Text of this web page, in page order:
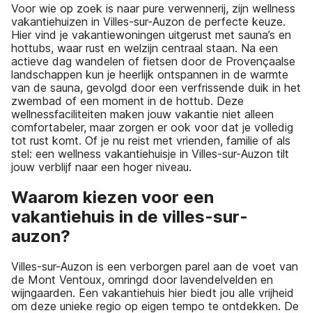
Voor wie op zoek is naar pure verwennerij, zijn wellness
vakantiehuizen in Villes-sur-Auzon de perfecte keuze.
Hier vind je vakantiewoningen uitgerust met sauna’s en
hottubs, waar rust en welzijn centraal staan. Na een
actieve dag wandelen of fietsen door de Provençaalse
landschappen kun je heerlijk ontspannen in de warmte
van de sauna, gevolgd door een verfrissende duik in het
zwembad of een moment in de hottub. Deze
wellnessfaciliteiten maken jouw vakantie niet alleen
comfortabeler, maar zorgen er ook voor dat je volledig
tot rust komt. Of je nu reist met vrienden, familie of als
stel: een wellness vakantiehuisje in Villes-sur-Auzon tilt
jouw verblijf naar een hoger niveau.
Waarom kiezen voor een
vakantiehuis in de villes-sur-
auzon?
Villes-sur-Auzon is een verborgen parel aan de voet van
de Mont Ventoux, omringd door lavendelvelden en
wijngaarden. Een vakantiehuis hier biedt jou alle vrijheid
om deze unieke regio op eigen tempo te ontdekken. De